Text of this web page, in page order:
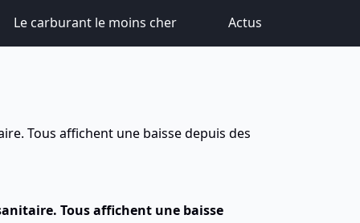
Le carburant le moins cher Actus
Tous affichent une baisse depuis des
Tous affichent une baisse